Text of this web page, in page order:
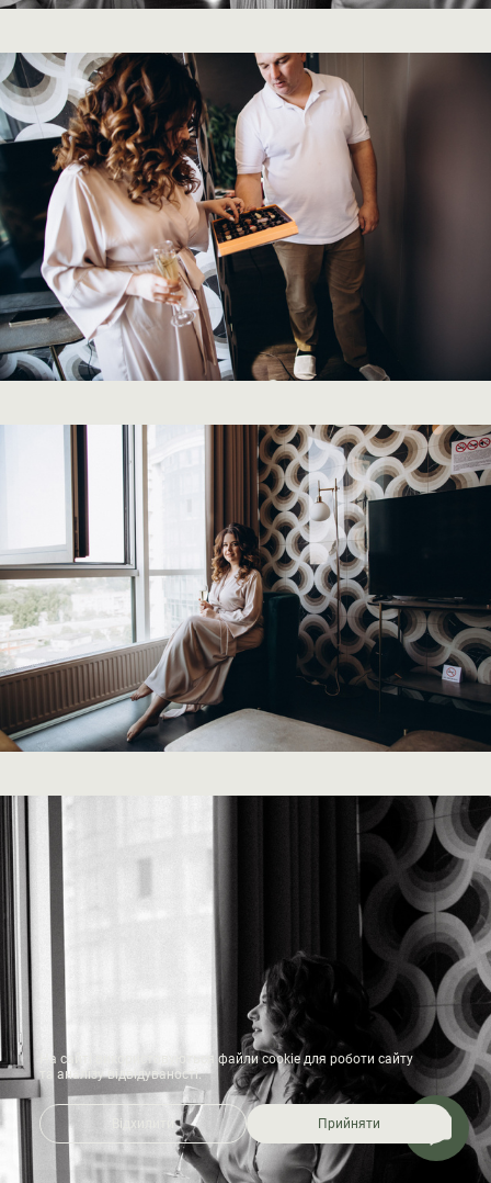
На сайті використовуються файли cookie для роботи сайту
та аналізу відвідуваності.
Відхилити Прийняти